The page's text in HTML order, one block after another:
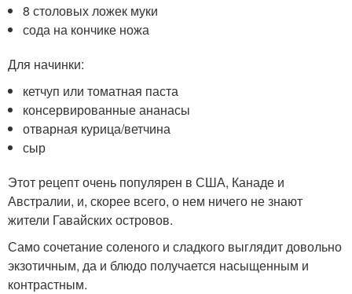
8 столовых ложек муки
сода на кончике ножа
Для начинки:
кетчуп или томатная паста
консервированные ананасы
отварная курица/ветчина
сыр
Этот рецепт очень популярен в США, Канаде и
Австралии, и, скорее всего, о нем ничего не знают
жители Гавайских островов.
Само сочетание соленого и сладкого выглядит довольно
экзотичным, да и блюдо получается насыщенным и
контрастным.